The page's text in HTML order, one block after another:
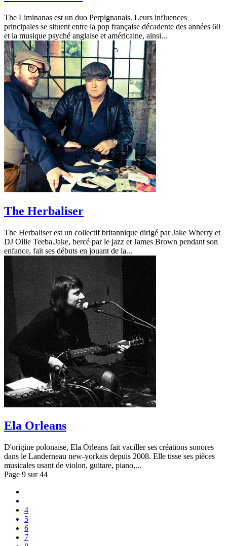
The Liminanas est un duo Perpignanais. Leurs influences
principales se situent entre la pop française décadente des années 60
et la musique psyché anglaise et américaine, ainsi...
The Herbaliser
The Herbaliser est un collectif britannique dirigé par Jake Wherry et
DJ Ollie Teeba.Jake, bercé par le jazz et James Brown pendant son
enfance, fait ses débuts en jouant de la...
Ela Orleans
D'origine polonaise, Ela Orleans fait vaciller ses créations sonores
dans le Landerneau new-yorkais depuis 2008. Elle tisse ses pièces
musicales usant de violon, guitare, piano,...
Page 9 sur 44
4
5
6
7